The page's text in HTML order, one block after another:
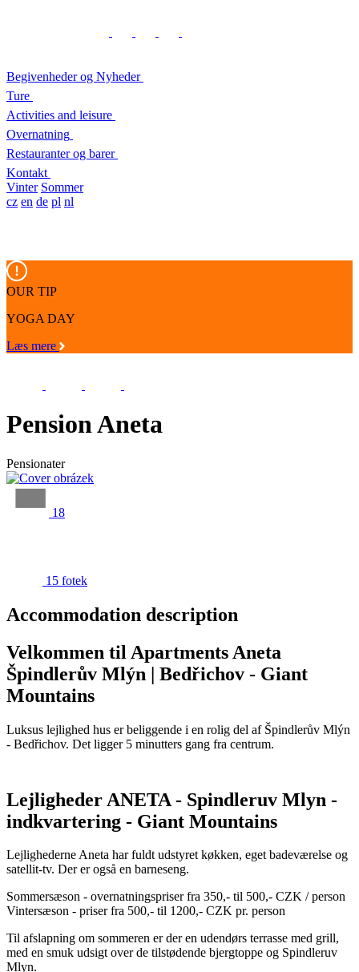
Begivenheder og Nyheder
Ture
Activities and leisure
Overnatning
Restauranter og barer
Kontakt
Vinter Sommer
cz en de pl nl
OUR TIP
YOGA DAY
Læs mere
Pension Aneta
Pensionater
18
15 fotek
Accommodation description
Velkommen til Apartments Aneta
Špindlerův Mlýn | Bedřichov - Giant
Mountains
Luksus lejlighed hus er beliggende i en rolig del af Špindlerův Mlýn
- Bedřichov. Det ligger 5 minutters gang fra centrum.
Lejligheder ANETA - Spindleruv Mlyn -
indkvartering - Giant Mountains
Lejlighederne Aneta har fuldt udstyret køkken, eget badeværelse og
satellit-tv. Der er også en barneseng.
Sommersæson - overnatningspriser fra 350,- til 500,- CZK / person
Vintersæson - priser fra 500,- til 1200,- CZK pr. person
Til afslapning om sommeren er der en udendørs terrasse med grill,
med en smuk udsigt over de tilstødende bjergtoppe og Spindleruv
Mlyn.